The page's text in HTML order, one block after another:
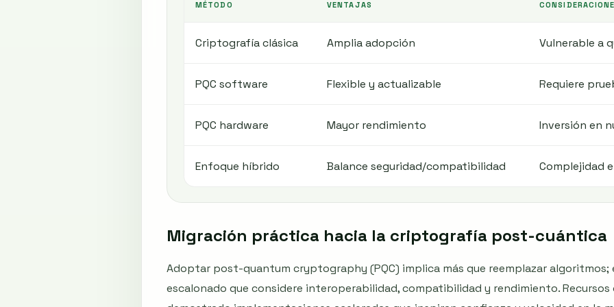
MÉTODO VENTAJAS
Criptografía clásica Amplia adopción Vulnerable a
PQC software Flexible y actualizable Requiere
PQC hardware Mayor rendimiento Inversión en
Enfoque híbrido Balance seguridad/compatibilidad Complejidad
Migración práctica hacia la criptografía post-cuántica
Adoptar post-quantum cryptography (PQC) implica más que reemplazar algoritmos;
escalonado que considere interoperabilidad, compatibilidad y rendimiento. Recursos